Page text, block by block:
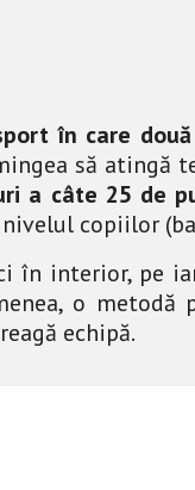
în care
să atingă
a câte 25 de
copiilor
în interior, pe
o
echipă.